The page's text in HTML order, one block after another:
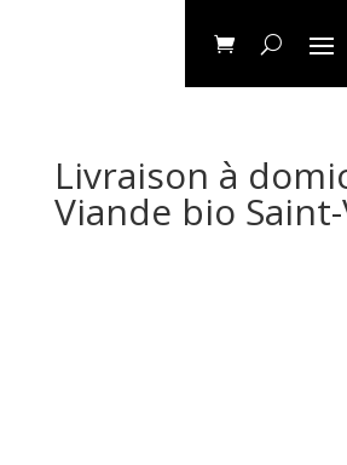
Livraison à
Viande bio